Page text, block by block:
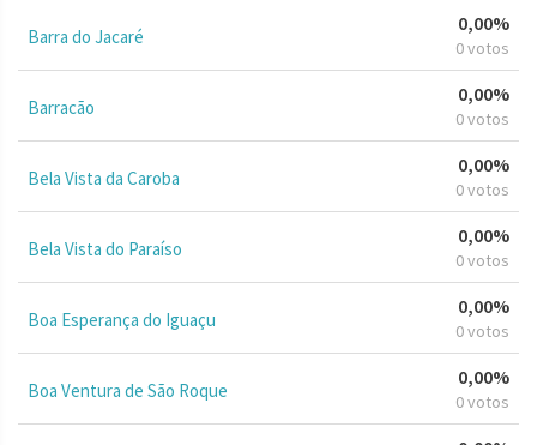
Barra do Jacaré
0,00%
0 votos
Barracão
0,00%
0 votos
Bela Vista da Caroba
0,00%
0 votos
Bela Vista do Paraíso
0,00%
0 votos
Boa Esperança do Iguaçu
0,00%
0 votos
Boa Ventura de São Roque
0,00%
0 votos